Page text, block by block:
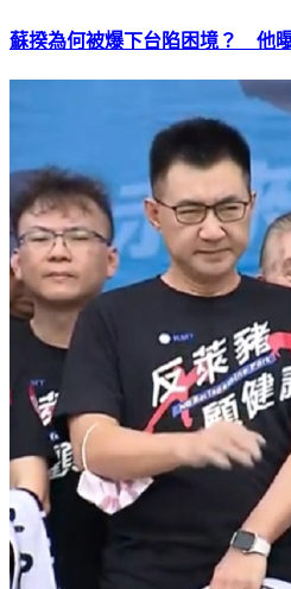
蘇揆為何被爆下台陷困境？ 他